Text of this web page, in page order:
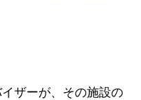
ザーが、その施設の